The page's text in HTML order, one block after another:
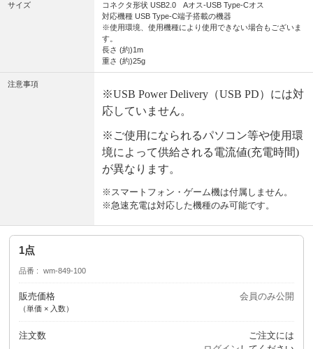
サイズ
コネクタ形状 USB2.0 Aオス-USB Type-Cオス
対応機種 USB Type-C端子搭載の機器
※使用環境、使用機種により使用できない場合もございま
す。
長さ (約)1m
重さ (約)25g
注意事項
※USB Power Delivery （USB PD）には対
応していません。
※ご使用になられるパソコン等や使用環
境によって供給される電流値(充電時間)
が異なります。
※スマートフォン・ゲーム機は付属しません。
※急速充電は対応した機種のみ可能です。
1点
品番 wm-849-100
販売価格
（単価 × 入数）
会員のみ公開
注文数
ご注文には